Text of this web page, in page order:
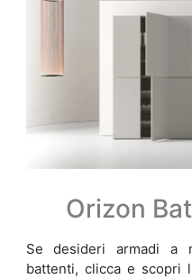
Orizon
Se desideri armadi a
battenti, clicca e scopri